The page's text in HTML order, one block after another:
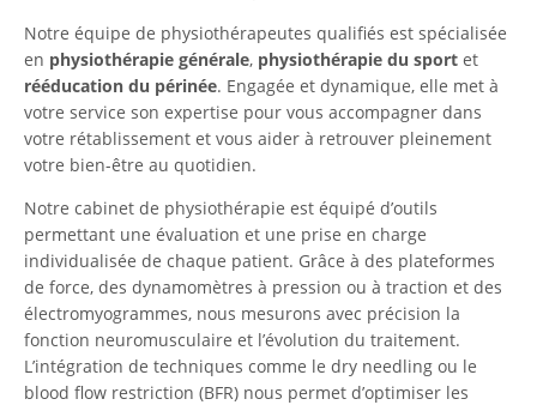
Notre équipe de physiothérapeutes qualifiés est spécialisée
en physiothérapie générale, physiothérapie du sport et
rééducation du périnée. Engagée et dynamique, elle met à
votre service son expertise pour vous accompagner dans
votre rétablissement et vous aider à retrouver pleinement
votre bien-être au quotidien.
Notre cabinet de physiothérapie est équipé d’outils
permettant une évaluation et une prise en charge
individualisée de chaque patient. Grâce à des plateformes
de force, des dynamomètres à pression ou à traction et des
électromyogrammes, nous mesurons avec précision la
fonction neuromusculaire et l’évolution du traitement.
L’intégration de techniques comme le dry needling ou le
blood flow restriction (BFR) nous permet d’optimiser les